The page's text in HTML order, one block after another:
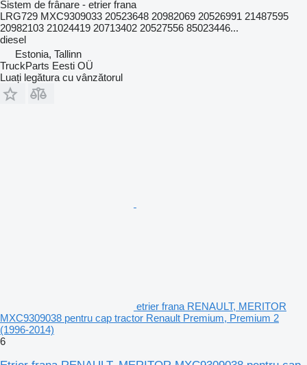
Sistem de frânare - etrier frana
LRG729 MXC9309033 20523648 20982069 20526991 21487595
20982103 21024419 20713402 20527556 85023446...
diesel
Estonia, Tallinn
TruckParts Eesti OÜ
Luați legătura cu vânzătorul
etrier frana RENAULT, MERITOR
MXC9309038 pentru cap tractor Renault Premium, Premium 2
(1996-2014)
6